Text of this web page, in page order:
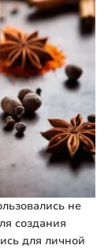
не
создания
для личной